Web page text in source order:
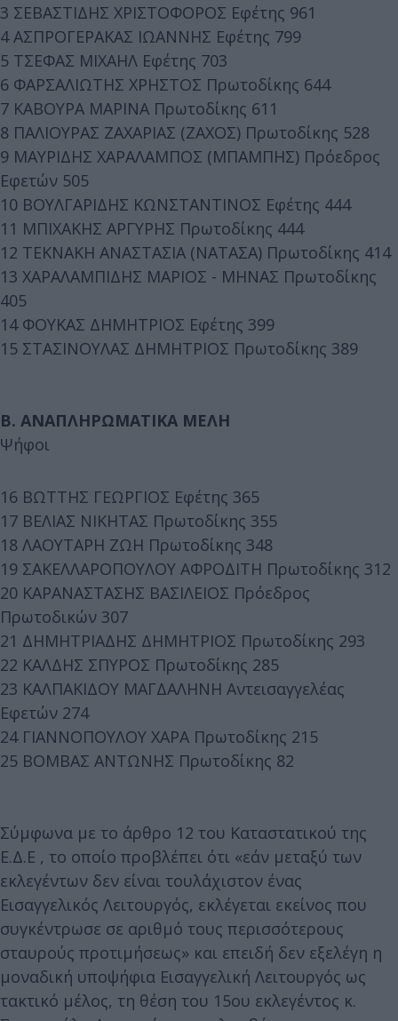
3 ΣΕΒΑΣΤΙΔΗΣ ΧΡΙΣΤΟΦΟΡΟΣ Εφέτης 961
4 ΑΣΠΡΟΓΕΡΑΚΑΣ ΙΩΑΝΝΗΣ Εφέτης 799
5 ΤΣΕΦΑΣ ΜΙΧΑΗΛ Εφέτης 703
6 ΦΑΡΣΑΛΙΩΤΗΣ ΧΡΗΣΤΟΣ Πρωτοδίκης 644
7 ΚΑΒΟΥΡΑ ΜΑΡΙΝΑ Πρωτοδίκης 611
8 ΠΑΛΙΟΥΡΑΣ ΖΑΧΑΡΙΑΣ (ΖΑΧΟΣ) Πρωτοδίκης 528
9 ΜΑΥΡΙΔΗΣ ΧΑΡΑΛΑΜΠΟΣ (ΜΠΑΜΠΗΣ) Πρόεδρος
Εφετών 505
10 ΒΟΥΛΓΑΡΙΔΗΣ ΚΩΝΣΤΑΝΤΙΝΟΣ Εφέτης 444
11 ΜΠΙΧΑΚΗΣ ΑΡΓΥΡΗΣ Πρωτοδίκης 444
12 ΤΕΚΝΑΚΗ ΑΝΑΣΤΑΣΙΑ (ΝΑΤΑΣΑ) Πρωτοδίκης 414
13 ΧΑΡΑΛΑΜΠΙΔΗΣ ΜΑΡΙΟΣ - ΜΗΝΑΣ Πρωτοδίκης
405
14 ΦΟΥΚΑΣ ΔΗΜΗΤΡΙΟΣ Εφέτης 399
15 ΣΤΑΣΙΝΟΥΛΑΣ ΔΗΜΗΤΡΙΟΣ Πρωτοδίκης 389
Β. ΑΝΑΠΛΗΡΩΜΑΤΙΚΑ ΜΕΛΗ
Ψήφοι
16 ΒΩΤΤΗΣ ΓΕΩΡΓΙΟΣ Εφέτης 365
17 ΒΕΛΙΑΣ ΝΙΚΗΤΑΣ Πρωτοδίκης 355
18 ΛΑΟΥΤΑΡΗ ΖΩΗ Πρωτοδίκης 348
19 ΣΑΚΕΛΛΑΡΟΠΟΥΛΟΥ ΑΦΡΟΔΙΤΗ Πρωτοδίκης 312
20 ΚΑΡΑΝΑΣΤΑΣΗΣ ΒΑΣΙΛΕΙΟΣ Πρόεδρος
Πρωτοδικών 307
21 ΔΗΜΗΤΡΙΑΔΗΣ ΔΗΜΗΤΡΙΟΣ Πρωτοδίκης 293
22 ΚΑΛΔΗΣ ΣΠΥΡΟΣ Πρωτοδίκης 285
23 ΚΑΛΠΑΚΙΔΟΥ ΜΑΓΔΑΛΗΝΗ Αντεισαγγελέας
Εφετών 274
24 ΓΙΑΝΝΟΠΟΥΛΟΥ ΧΑΡΑ Πρωτοδίκης 215
25 ΒΟΜΒΑΣ ΑΝΤΩΝΗΣ Πρωτοδίκης 82
Σύμφωνα με το άρθρο 12 του Καταστατικού της
Ε.Δ.Ε , το οποίο προβλέπει ότι «εάν μεταξύ των
εκλεγέντων δεν είναι τουλάχιστον ένας
Εισαγγελικός Λειτουργός, εκλέγεται εκείνος που
συγκέντρωσε σε αριθμό τους περισσότερους
σταυρούς προτιμήσεως» και επειδή δεν εξελέγη η
μοναδική υποψήφια Εισαγγελική Λειτουργός ως
τακτικό μέλος, τη θέση του 15ου εκλεγέντος κ.